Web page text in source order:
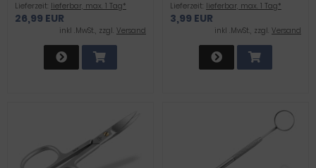
Lieferzeit: lieferbar, max. 1 Tag*
26,99 EUR
inkl .MwSt., zzgl. Versand
Lieferzeit: lieferbar, max. 1 Tag*
3,99 EUR
inkl .MwSt., zzgl. Versand